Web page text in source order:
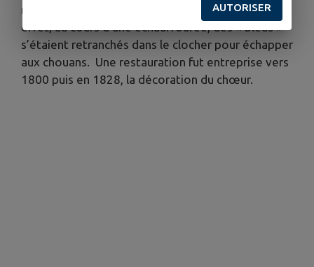
nef est partiellement détruite par un incendie. En
effet, au cours d’une échauffourée, des « bleus »
s’étaient retranchés dans le clocher pour échapper
aux chouans. Une restauration fut entreprise vers
1800 puis en 1828, la décoration du chœur.
AUTORISER